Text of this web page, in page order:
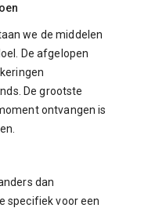
we de middelen
De afgelopen
De grootste
ontvangen is
dan
specifiek voor een